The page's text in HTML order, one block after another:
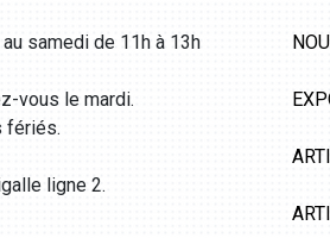
samedi de 11h à 13h
vous le mardi.
fériés.
ligne 2.